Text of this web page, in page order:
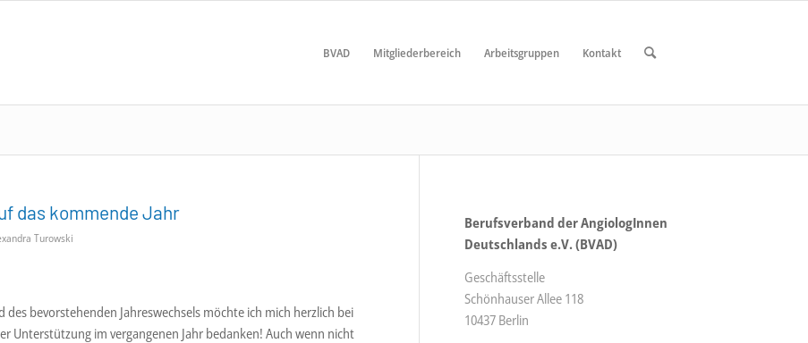
BVAD Mitgliederbereich Arbeitsgruppen Kontakt
das kommende Jahr
Turowski
bevorstehenden Jahreswechsels möchte ich mich herzlich bei
Unterstützung im vergangenen Jahr bedanken! Auch wenn nicht
Berufsverband der AngiologInnen
Deutschlands e.V. (BVAD)
Geschäftsstelle
Schönhauser Allee 118
10437 Berlin